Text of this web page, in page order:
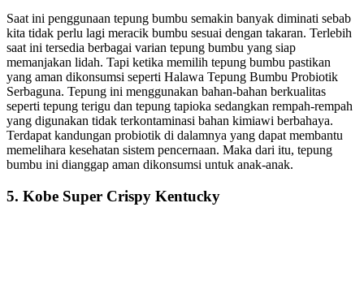
Saat ini penggunaan tepung bumbu semakin banyak diminati sebab
kita tidak perlu lagi meracik bumbu sesuai dengan takaran. Terlebih
saat ini tersedia berbagai varian tepung bumbu yang siap
memanjakan lidah. Tapi ketika memilih tepung bumbu pastikan
yang aman dikonsumsi seperti Halawa Tepung Bumbu Probiotik
Serbaguna. Tepung ini menggunakan bahan-bahan berkualitas
seperti tepung terigu dan tepung tapioka sedangkan rempah-rempah
yang digunakan tidak terkontaminasi bahan kimiawi berbahaya.
Terdapat kandungan probiotik di dalamnya yang dapat membantu
memelihara kesehatan sistem pencernaan. Maka dari itu, tepung
bumbu ini dianggap aman dikonsumsi untuk anak-anak.
5. Kobe Super Crispy Kentucky